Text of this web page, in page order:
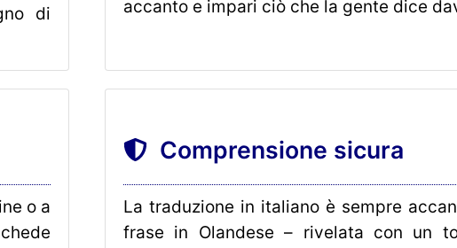
di
accanto e impari ciò che la gente dice
o a
Comprensione sicura
La traduzione in italiano è sempre
frase in Olandese – rivelata con un